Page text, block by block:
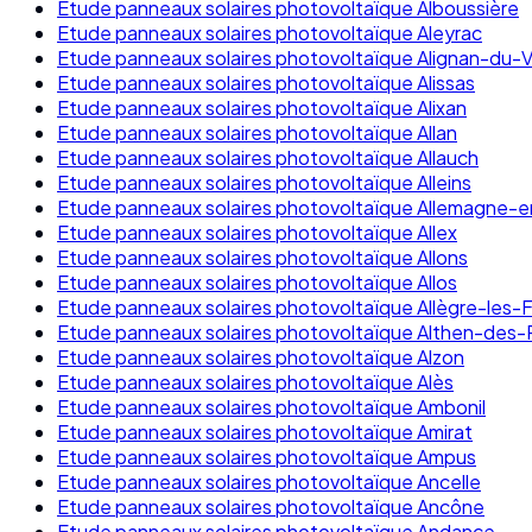
Etude panneaux solaires photovoltaïque Alboussière
Etude panneaux solaires photovoltaïque Aleyrac
Etude panneaux solaires photovoltaïque Alignan-du-
Etude panneaux solaires photovoltaïque Alissas
Etude panneaux solaires photovoltaïque Alixan
Etude panneaux solaires photovoltaïque Allan
Etude panneaux solaires photovoltaïque Allauch
Etude panneaux solaires photovoltaïque Alleins
Etude panneaux solaires photovoltaïque Allemagne-
Etude panneaux solaires photovoltaïque Allex
Etude panneaux solaires photovoltaïque Allons
Etude panneaux solaires photovoltaïque Allos
Etude panneaux solaires photovoltaïque Allègre-les-
Etude panneaux solaires photovoltaïque Althen-des-
Etude panneaux solaires photovoltaïque Alzon
Etude panneaux solaires photovoltaïque Alès
Etude panneaux solaires photovoltaïque Ambonil
Etude panneaux solaires photovoltaïque Amirat
Etude panneaux solaires photovoltaïque Ampus
Etude panneaux solaires photovoltaïque Ancelle
Etude panneaux solaires photovoltaïque Ancône